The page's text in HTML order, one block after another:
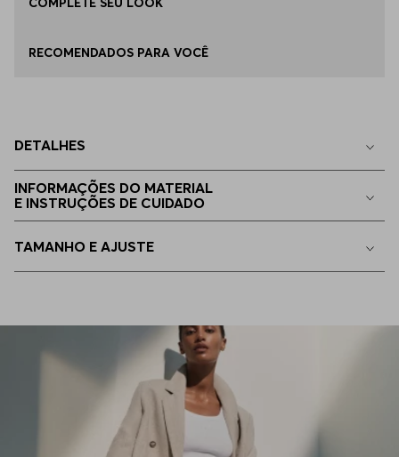
RECOMENDADOS PARA VOCÊ
DETALHES
INFORMAÇÕES DO MATERIAL
E INSTRUÇÕES DE CUIDADO
TAMANHO E AJUSTE